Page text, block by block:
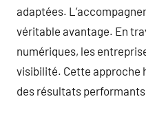
adaptées.
véritable avantage. En
numériques, les
visibilité. Cette approche
des résultats